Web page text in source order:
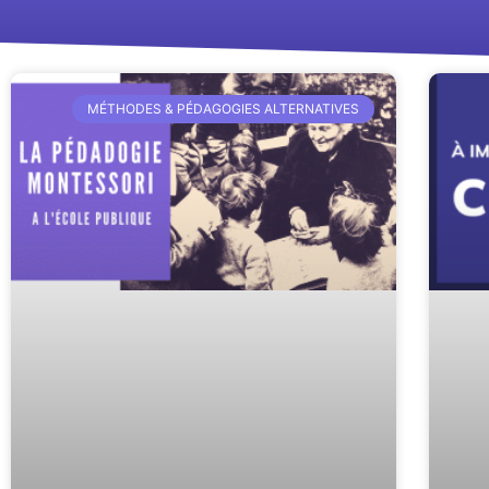
MÉTHODES & PÉDAGOGIES ALTERNATIVES